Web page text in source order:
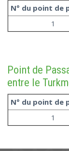
N° du point de
1
Point de
entre le
N° du point de
1